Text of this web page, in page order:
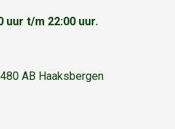
uur t/m 22:00 uur.
AB Haaksbergen